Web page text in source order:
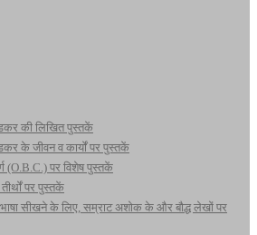
की लिखित पुस्तकें
के जीवन व कार्यों पर पुस्तकें
(O.B.C.) पर विशेष पुस्तकें
पर पुस्तकें
भाषा सीखने के लिए, सम्राट अशोक के और बौद्ध लेखों पर